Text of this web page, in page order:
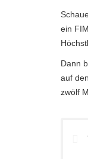
ein
Dann
auf
zwölf